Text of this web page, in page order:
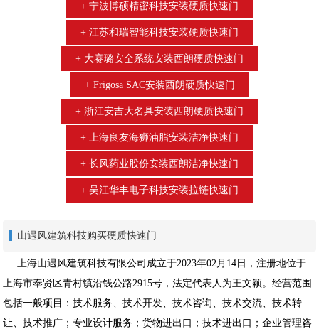
宁波博硕精密科技安装硬质快速门
江苏和瑞智能科技安装硬质快速门
大赛璐安全系统安装西朗硬质快速门
Frigosa SAC安装西朗硬质快速门
浙江安吉大名具安装西朗硬质快速门
上海良友海狮油脂安装洁净快速门
长风药业股份安装西朗洁净快速门
吴江华丰电子科技安装拉链快速门
山遇风建筑科技购买硬质快速门
上海山遇风建筑科技有限公司成立于2023年02月14日，注册地位于
上海市奉贤区青村镇沿钱公路2915号，法定代表人为王文颖。经营范围
包括一般项目：技术服务、技术开发、技术咨询、技术交流、技术转
让、技术推广；专业设计服务；货物进出口；技术进出口；企业管理咨